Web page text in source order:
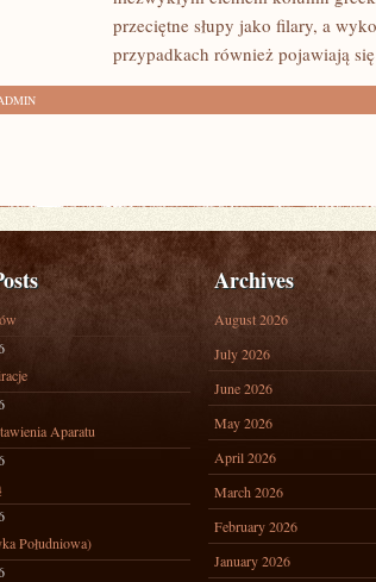
przeciętne słupy jako filary, a
przypadkach również pojawiają
Aparatu
Południowa)
Archives
August 2026
July 2026
June 2026
May 2026
April 2026
March 2026
February 2026
January 2026